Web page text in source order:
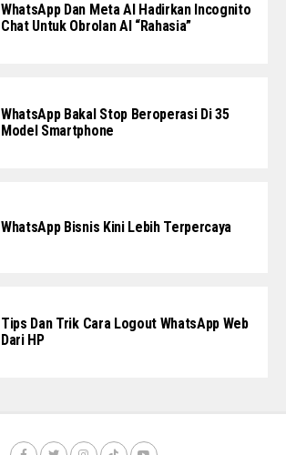
WhatsApp Dan Meta AI Hadirkan Incognito
Chat Untuk Obrolan AI “Rahasia”
WhatsApp Bakal Stop Beroperasi Di 35
Model Smartphone
WhatsApp Bisnis Kini Lebih Terpercaya
Tips Dan Trik Cara Logout WhatsApp Web
Dari HP